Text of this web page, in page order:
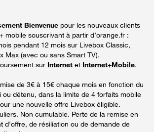
Bienvenue pour les nouveaux clients
mobile souscrivant à partir d’orange.fr :
pendant 12 mois sur Livebox Classic,
Max (avec ou sans Smart TV).
sur Internet et Internet+Mobile.
de 3€ à 15€ chaque mois en fonction du
ou détenu, dans la limite de 4 forfaits mobile
une nouvelle offre Livebox éligible.
Non cumulable. Perte de la remise en
d'offre, de résiliation ou de demande de